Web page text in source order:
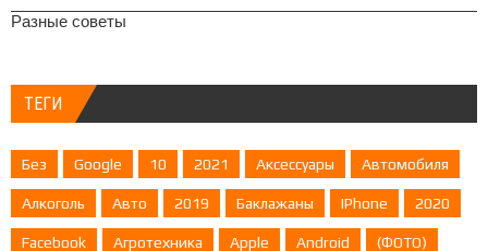
Разные советы
ТЕГИ
Без Google 10 2021 Аксессуары Автомобиля
Алкоголь Авто 2019 Баклажаны IPhone 2020
Facebook Агротехника Apple Android (ФОТО)